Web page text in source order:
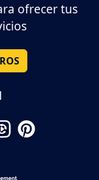
ofrecer tus